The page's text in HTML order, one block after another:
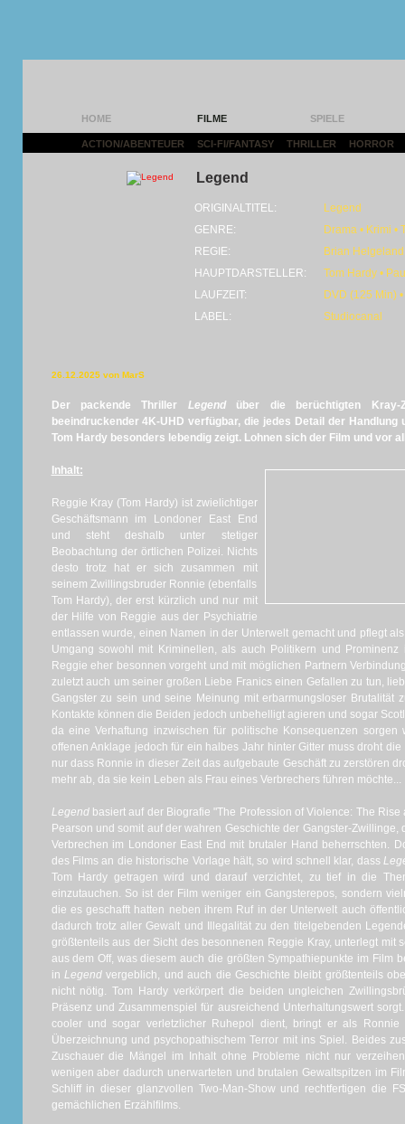
HOME FILME SPIELE
ACTION/ABENTEUER SCI-FI/FANTASY THRILLER HORROR
Legend
ORIGINALTITEL:
Legend
GENRE:
Drama • Krimi •
REGIE:
Brian Helgeland
HAUPTDARSTELLER:
Tom Hardy •
LAUFZEIT:
DVD (125 Min)
LABEL:
Studiocanal
26.12.2025 von MarS
Der packende Thriller Legendüber die berüchtigten Kray-
beeindruckender 4K-UHD verfügbar, die jedes Detail der
Tom Hardy besonders lebendig zeigt. Lohnen sich der Film und vor
Inhalt:
Reggie Kray (Tom Hardy) ist zwielichtiger
Geschäftsmann im Londoner East End
und steht deshalb unter stetiger
Beobachtung der örtlichen Polizei. Nichts
desto trotz hat er sich zusammen mit
seinem Zwillingsbruder Ronnie (ebenfalls
Tom Hardy), der erst kürzlich und nur mit
der Hilfe von Reggie aus der Psychiatrie
entlassen wurde, einen Namen in der Unterwelt gemacht und pflegt
Umgang sowohl mit Kriminellen, als auch Politikern und
Reggie eher besonnen vorgeht und mit möglichen Partnern
zuletzt auch um seiner großen Liebe Franics einen Gefallen zu tun,
Gangster zu sein und seine Meinung mit erbarmungsloser Brutalität
Kontakte können die Beiden jedoch unbehelligt agieren und sogar
da eine Verhaftung inzwischen für politische Konsequenzen
offenen Anklage jedoch für ein halbes Jahr hinter Gitter muss droht
nur dass Ronnie in dieser Zeit das aufgebaute Geschäft zu zerstören
mehr ab, da sie kein Leben als Frau eines Verbrechers führen möchte...
Legend basiert auf der Biografie "The Profession of Violence: The
Pearson und somit auf der wahren Geschichte der Gangster-
Verbrechen im Londoner East End mit brutaler Hand beherrschten.
des Films an die historische Vorlage hält, so wird schnell klar, dass
Tom Hardy getragen wird und darauf verzichtet, zu tief in die
einzutauchen. So ist der Film weniger ein Gangsterepos, sondern
die es geschafft hatten neben ihrem Ruf in der Unterwelt auch
dadurch trotz aller Gewalt und Illegalität zu den titelgebenden
größtenteils aus der Sicht des besonnenen Reggie Kray, unterlegt mit
aus dem Off, was diesem auch die größten Sympathiepunkte im Film
in Legendvergeblich, und auch die Geschichte bleibt größtenteils
nicht nötig. Tom Hardy verkörpert die beiden ungleichen
Präsenz und Zusammenspiel für ausreichend Unterhaltungswert
cooler und sogar verletzlicher Ruhepol dient, bringt er als Ronnie
Überzeichnung und psychopathischem Terror mit ins Spiel. Beides
Zuschauer die Mängel im Inhalt ohne Probleme nicht nur
wenigen aber dadurch unerwarteten und brutalen Gewaltspitzen im
Schliff in dieser glanzvollen Two-Man-Show und rechtfertigen die
gemächlichen Erzählfilms.